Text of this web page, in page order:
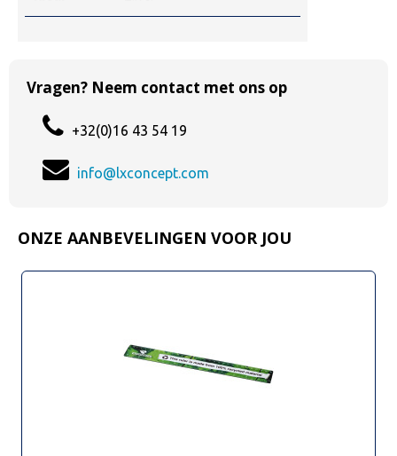
Vragen? Neem contact met ons op
+32(0)16 43 54 19
info@lxconcept.com
ONZE AANBEVELINGEN VOOR JOU